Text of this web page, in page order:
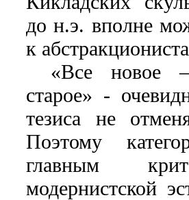
до н.э. вполне
к
«Все новое
старое» -
тезиса не
Поэтому
главным
модернистской